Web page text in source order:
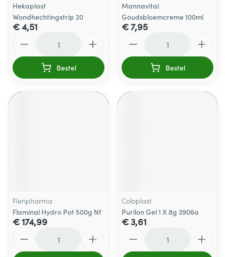
Hekaplast
Wondhechtingstrip 20
€ 4,51
Bestel
Mannavital
Goudsbloemcreme 100ml
€ 7,95
Bestel
Flenpharma
Flaminal Hydro Pot 500g Nf
€ 174,99
Coloplast
Purilon Gel 1 X 8g 3906a
€ 3,61